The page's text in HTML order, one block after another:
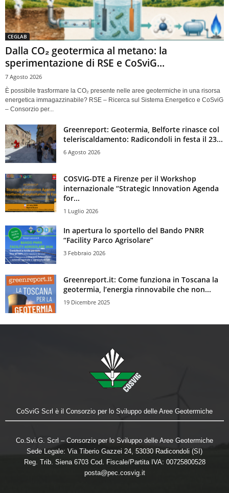
CEGLAB
Dalla CO₂ geotermica al metano: la
sperimentazione di RSE e CoSviG...
7 Agosto 2026
È possibile trasformare la CO₂ presente nelle aree geotermiche in una risorsa
energetica immagazzinabile? RSE – Ricerca sul Sistema Energetico e CoSviG
– Consorzio per...
Greenreport: Geotermia, Belforte rinasce col
teleriscaldamento: Radicondoli in festa il 23...
6 Agosto 2026
COSVIG-DTE a Firenze per il Workshop
internazionale “Strategic Innovation Agenda
for...
1 Luglio 2026
In apertura lo sportello del Bando PNRR
“Facility Parco Agrisolare”
3 Febbraio 2026
Greenreport.it: Come funziona in Toscana la
geotermia, l’energia rinnovabile che non...
19 Dicembre 2025
CoSviG Scrl è il Consorzio per lo Sviluppo delle Aree Geotermiche
Co.Svi.G. Scrl – Consorzio per lo Sviluppo delle Aree Geotermiche
Sede Legale: Via Tiberio Gazzei 24, 53030 Radicondoli (SI)
Reg. Trib. Siena 6703 Cod. Fiscale/Partita IVA: 00725800528
posta@pec.cosvig.it